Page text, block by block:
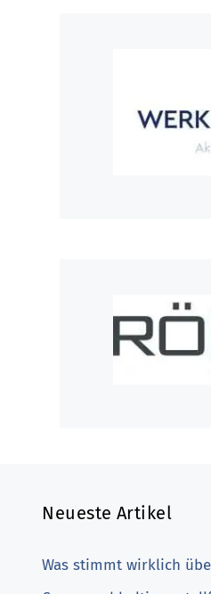
Neueste Artikel
Was stimmt wirklich